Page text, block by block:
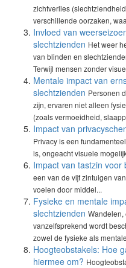
zichtverlies
verschillende oorzaken,
Invloed van
slechtzienden Het weer
van blinden en
Terwijl mensen zonder
Mentale impact van
slechtzienden Personen
zijn, ervaren niet alleen
(zoals vermoeidheid,
Impact van
Privacy is een
is, ongeacht visuele
Impact van tastzin voor
een van de vijf zintuigen
voelen door middel...
Fysieke en mentale
slechtzienden Wandelen,
vanzelfsprekend wordt
zowel de fysieke als
Hoogteobstakels: Hoe
hiermee om?